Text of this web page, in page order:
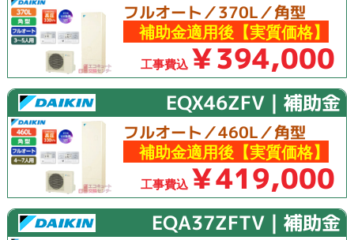
フルオート／370L／角型
補助金適用後【実質価格】
工事費込 ￥394,000
EQX46ZFV｜補助金
フルオート／460L／角型
補助金適用後【実質価格】
工事費込 ￥419,000
EQA37ZFTV｜補助金